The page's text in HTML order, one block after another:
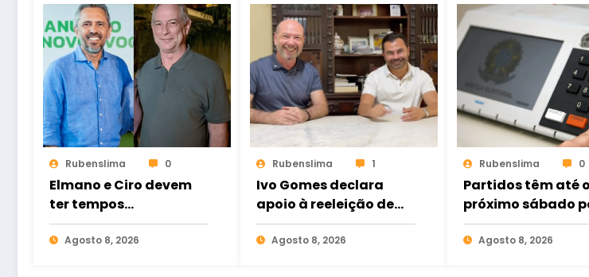
Rubenslima 0
Elmano e Ciro devem
ter tempos
semelhantes na
propaganda eleitoral
Agosto 8, 2026
Rubenslima 1
Ivo Gomes declara
apoio à reeleição de
Idilvan Alencar para
deputado federal
Agosto 8, 2026
Rubenslima 0
Partidos têm até o
próximo sábado
registro de
candidaturas nos
Agosto 8, 2026